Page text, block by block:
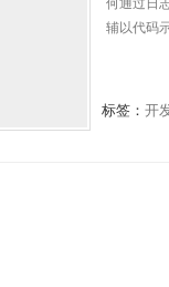
何通过日
辅以代码
标签： 开